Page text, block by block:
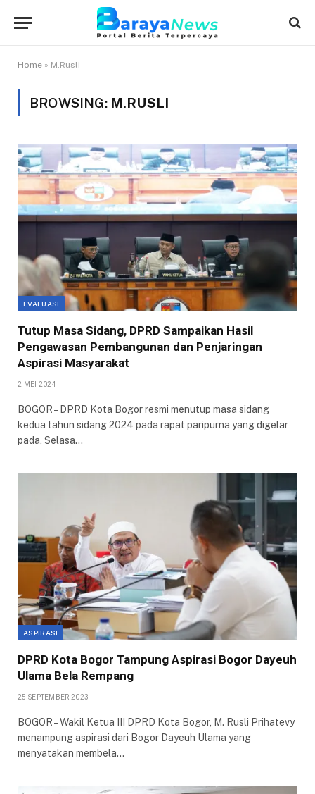
Home » M.Rusli
BROWSING: M.RUSLI
EVALUASI
Tutup Masa Sidang, DPRD Sampaikan Hasil
Pengawasan Pembangunan dan Penjaringan
Aspirasi Masyarakat
2 MEI 2024
BOGOR – DPRD Kota Bogor resmi menutup masa sidang
kedua tahun sidang 2024 pada rapat paripurna yang digelar
pada, Selasa…
ASPIRASI
DPRD Kota Bogor Tampung Aspirasi Bogor Dayeuh
Ulama Bela Rempang
25 SEPTEMBER 2023
BOGOR – Wakil Ketua III DPRD Kota Bogor, M. Rusli Prihatevy
menampung aspirasi dari Bogor Dayeuh Ulama yang
menyatakan membela…